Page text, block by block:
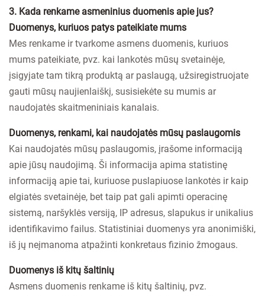
3. Kada renkame asmeninius duomenis apie jus?
Duomenys, kuriuos patys pateikiate mums
Mes renkame ir tvarkome asmens duomenis, kuriuos
mums pateikiate, pvz. kai lankotės mūsų svetainėje,
įsigyjate tam tikrą produktą ar paslaugą, užsiregistruojate
gauti mūsų naujienlaiškį, susisiekėte su mumis ar
naudojatės skaitmeniniais kanalais.
Duomenys, renkami, kai naudojatės mūsų paslaugomis
Kai naudojatės mūsų paslaugomis, įrašome informaciją
apie jūsų naudojimą. Ši informacija apima statistinę
informaciją apie tai, kuriuose puslapiuose lankotės ir kaip
elgiatės svetainėje, bet taip pat gali apimti operacinę
sistemą, naršyklės versiją, IP adresus, slapukus ir unikalius
identifikavimo failus. Statistiniai duomenys yra anonimiški,
iš jų neįmanoma atpažinti konkretaus fizinio žmogaus.
Duomenys iš kitų šaltinių
Asmens duomenis renkame iš kitų šaltinių, pvz.